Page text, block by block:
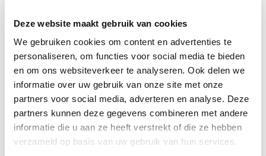
Deze website maakt gebruik van cookies
We gebruiken cookies om content en advertenties te
personaliseren, om functies voor social media te bieden
en om ons websiteverkeer te analyseren. Ook delen we
informatie over uw gebruik van onze site met onze
partners voor social media, adverteren en analyse. Deze
partners kunnen deze gegevens combineren met andere
informatie die u aan ze heeft verstrekt of die ze hebben
verzameld op basis van uw gebruik van hun services.
Recent bekeken
-9%